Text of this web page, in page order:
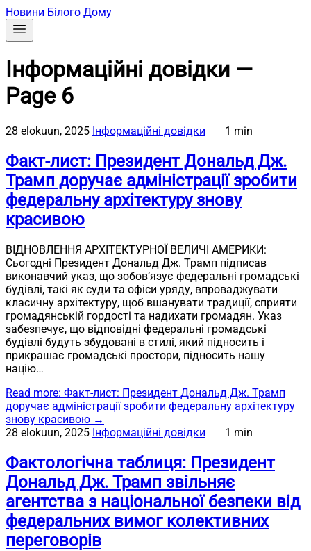
Новини Білого Дому
Інформаційні довідки —
Page 6
28 elokuun, 2025 Інформаційні довідки 1 min
Факт-лист: Президент Дональд Дж.
Трамп доручає адміністрації зробити
федеральну архітектуру знову
красивою
ВІДНОВЛЕННЯ АРХІТЕКТУРНОЇ ВЕЛИЧІ АМЕРИКИ:
Сьогодні Президент Дональд Дж. Трамп підписав
виконавчий указ, що зобов’язує федеральні громадські
будівлі, такі як суди та офіси уряду, впроваджувати
класичну архітектуру, щоб вшанувати традиції, сприяти
громадянській гордості та надихати громадян. Указ
забезпечує, що відповідні федеральні громадські
будівлі будуть збудовані в стилі, який підносить і
прикрашає громадські простори, підносить нашу
націю…
Read more: Факт-лист: Президент Дональд Дж. Трамп
доручає адміністрації зробити федеральну архітектуру
знову красивою →
28 elokuun, 2025 Інформаційні довідки 1 min
Фактологічна таблиця: Президент
Дональд Дж. Трамп звільняє
агентства з національної безпеки від
федеральних вимог колективних
переговорів